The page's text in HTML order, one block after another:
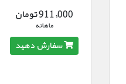
911,000 تومان
ماهانه
سفارش دهید